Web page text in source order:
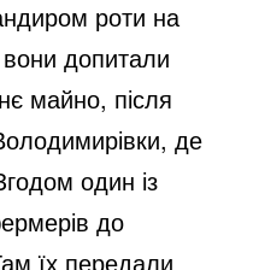
роти на
вони допитали
майно, після
де
один із
до
їх передали